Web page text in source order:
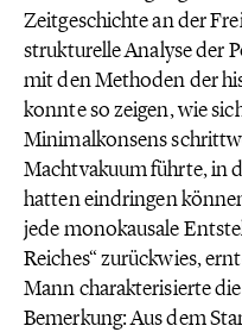
Zeitgeschichte an der
strukturelle Analyse der
mit den Methoden der
konnte so zeigen, wie
Minimalkonsens
Machtvakuum führte, in
hatten eindringen
jede monokausale
Reiches“ zurückwies,
Mann charakterisierte
Bemerkung: Aus dem